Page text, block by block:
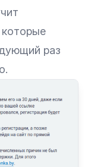
которые
раз